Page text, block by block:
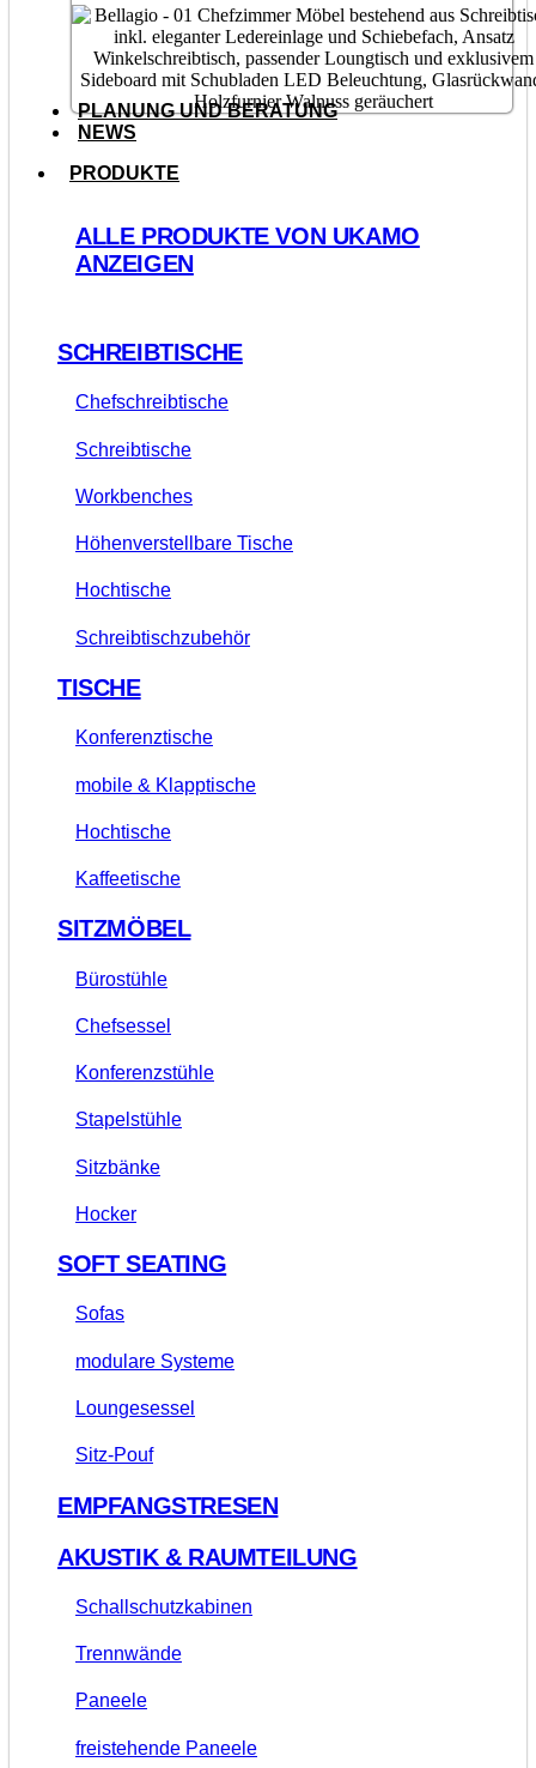
PLANUNG UND BERATUNG
NEWS
PRODUKTE
ALLE PRODUKTE VON UKAMO
ANZEIGEN
SCHREIBTISCHE
Chefschreibtische
Schreibtische
Workbenches
Höhenverstellbare Tische
Hochtische
Schreibtischzubehör
TISCHE
Konferenztische
mobile & Klapptische
Hochtische
Kaffeetische
SITZMÖBEL
Bürostühle
Chefsessel
Konferenzstühle
Stapelstühle
Sitzbänke
Hocker
SOFT SEATING
Sofas
modulare Systeme
Loungesessel
Sitz-Pouf
EMPFANGSTRESEN
AKUSTIK & RAUMTEILUNG
Schallschutzkabinen
Trennwände
Paneele
freistehende Paneele